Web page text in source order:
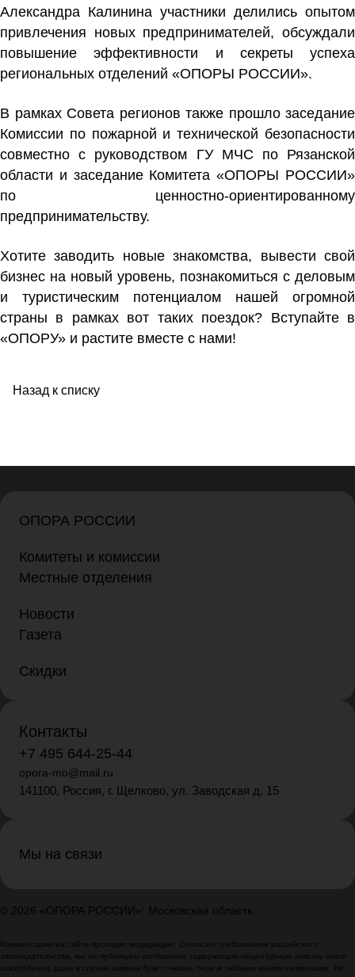
Александра Калинина участники делились опытом
привлечения новых предпринимателей, обсуждали
повышение эффективности и секреты успеха
региональных отделений «ОПОРЫ РОССИИ».
В рамках Совета регионов также прошло заседание
Комиссии по пожарной и технической безопасности
совместно с руководством ГУ МЧС по Рязанской
области и заседание Комитета «ОПОРЫ РОССИИ»
по ценностно-ориентированному
предпринимательству.
Хотите заводить новые знакомства, вывести свой
бизнес на новый уровень, познакомиться с деловым
и туристическим потенциалом нашей огромной
страны в рамках вот таких поездок? Вступайте в
«ОПОРУ» и растите вместе с нами!
Назад к списку
ОПОРА РОССИИ
Комитеты и комиссии
Местные отделения
Новости
Газета
Скидки
Контакты
+7 495 644-25-44
opora-mo@mail.ru
141100, Россия, г. Щелково, ул. Заводская д. 15
Мы на связи
© 2026 «ОПОРА РОССИИ»: Московская область
Комментарии на сайте проходят модерацию. Согласно требованиям российского
законодательства, мы не публикуем сообщения, содержащие нецензурную лексику и/или
оскорбления, даже в случае замены букв точками, тире и любыми иными символами. Не